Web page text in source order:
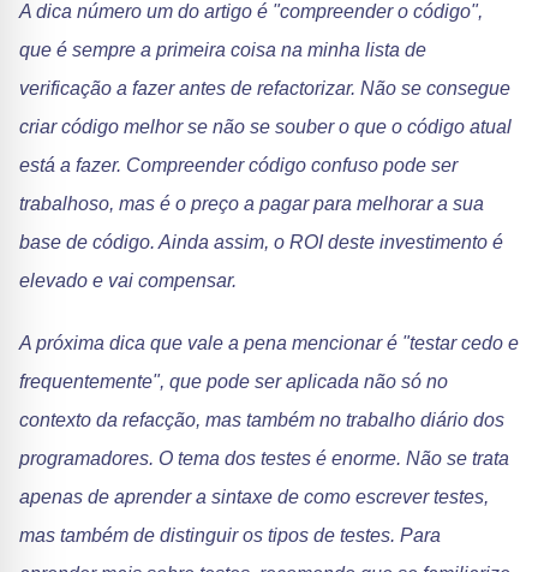
A dica número um do artigo é "compreender o código",
que é sempre a primeira coisa na minha lista de
verificação a fazer antes de refactorizar. Não se consegue
criar código melhor se não se souber o que o código atual
está a fazer. Compreender código confuso pode ser
trabalhoso, mas é o preço a pagar para melhorar a sua
base de código. Ainda assim, o ROI deste investimento é
elevado e vai compensar.
A próxima dica que vale a pena mencionar é "testar cedo e
frequentemente", que pode ser aplicada não só no
contexto da refacção, mas também no trabalho diário dos
programadores. O tema dos testes é enorme. Não se trata
apenas de aprender a sintaxe de como escrever testes,
mas também de distinguir os tipos de testes. Para